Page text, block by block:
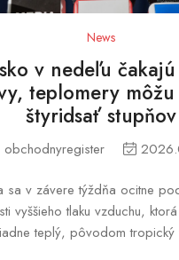
News
v nedeľu
teplomery
štyridsať stupňov
obchodnyregister
sa v závere týždňa ocitne
vyššieho tlaku vzduchu,
teplý, pôvodom tropický